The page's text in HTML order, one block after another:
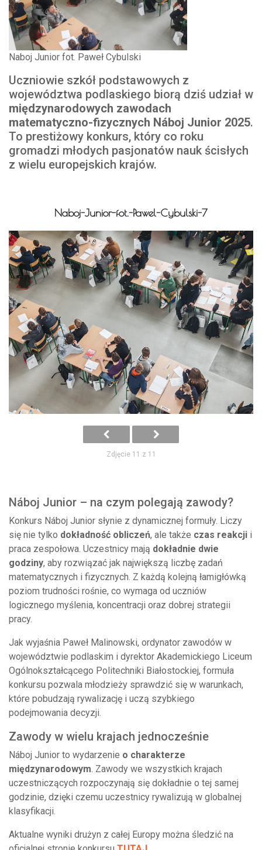
Naboj Junior fot. Paweł Cybulski
Uczniowie szkół podstawowych z
województwa podlaskiego biorą dziś udział w
międzynarodowych zawodach
matematyczno-fizycznych Náboj Junior 2025.
To prestiżowy konkurs, który co roku
gromadzi młodych pasjonatów nauk ścisłych
z wielu europejskich krajów.
Naboj-Junior-fot.-Pawel-Cybulski-7
Zdjęcie 11 z 11
Náboj Junior – na czym polegają zawody?
Konkurs Náboj Junior słynie z dynamicznej formuły. Liczy
się nie tylko dokładność obliczeń, ale także czas reakcji i
praca zespołowa. Uczestnicy mają dokładnie dwie
godziny, aby rozwiązać jak największą liczbę zadań
matematycznych i fizycznych. Z każdą kolejną łamigłówką
poziom trudności rośnie, co wymaga od uczniów
logicznego myślenia, koncentracji oraz dobrej strategii
pracy.
Jak wyjaśnia Paweł Malinowski, ordynator zawodów w
województwie podlaskim i dyrektor Akademickiego Liceum
Ogólnokształcącego Politechniki Białostockiej, formuła
konkursu pozwala młodzieży sprawdzić się w warunkach,
które pobudzają rywalizację i uczą szybkiego
podejmowania decyzji.
Zawody w wielu krajach jednocześnie
Náboj Junior to wydarzenie o charakterze
międzynarodowym. Zawody we wszystkich krajach
uczestniczących rozpoczynają się dokładnie o tej samej
godzinie, dzięki czemu uczestnicy rywalizują w globalnej
klasyfikacji.
Aktualne wyniki drużyn z całej Europy można śledzić na